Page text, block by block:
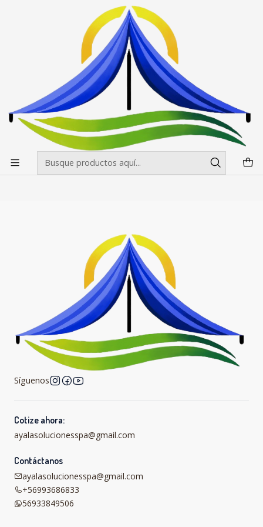
Envíos gratis desde $500.000 en Santiago
Toldos de Madera 200x60x5cm
Toldos de Madera 200x60x5cm
+14
Confeccion Nacional
Toldos de Madera 200x60x5 cm
$125.000 CLP
Síguenos
Cotize ahora:
ayalasolucionesspa@gmail.com
Contáctanos
ayalasolucionesspa@gmail.com
+56993686833
56933849506